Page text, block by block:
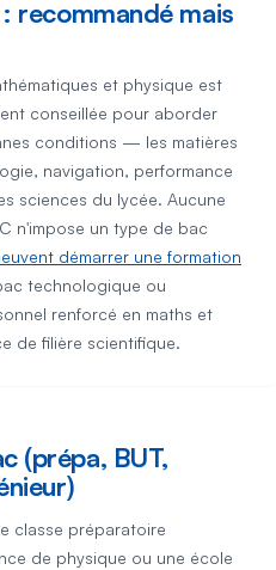
recommandé mais
et physique est
conseillée pour aborder
conditions — les matières
navigation, performance
sciences du lycée. Aucune
n'impose un type de bac
démarrer une formation
technologique ou
renforcé en maths et
de filière scientifique.
(prépa, BUT,
classe préparatoire
de physique ou une école